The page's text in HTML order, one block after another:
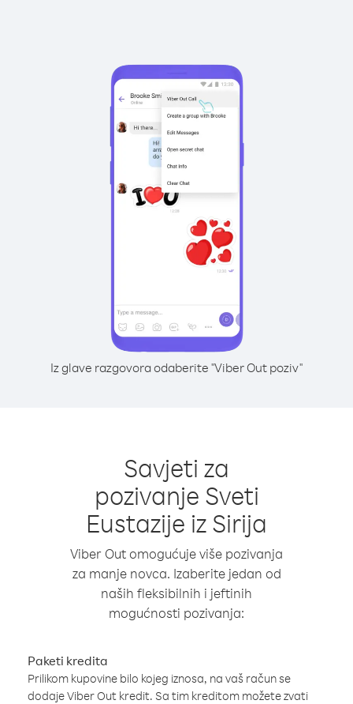
Iz glave razgovora odaberite "Viber Out poziv"
Savjeti za
pozivanje Sveti
Eustazije iz Sirija
Viber Out omogućuje više pozivanja
za manje novca. Izaberite jedan od
naših fleksibilnih i jeftinih
mogućnosti pozivanja:
Paketi kredita
Prilikom kupovine bilo kojeg iznosa, na vaš račun se
dodaje Viber Out kredit. Sa tim kreditom možete zvati